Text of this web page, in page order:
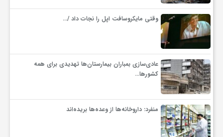
وقتی مایکروسافت اپل را نجات داد /…
عادی‌سازی بمباران بیمارستان‌ها تهدیدی برای همه
کشورها…
منفرد: داروخانه‌ها از وعده‌ها بریده‌اند